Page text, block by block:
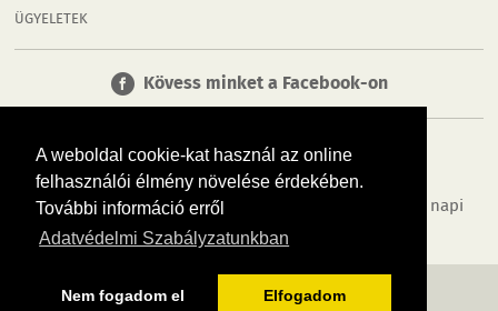
A weboldal cookie-kat használ az online
felhasználói élmény növelése érdekében.
További információ erről
Adatvédelmi Szabályzatunkban
Nem fogadom el Elfogadom
ÜGYELETEK
Kövess minket a Facebook-on
Tudj meg többet városodról! Hírek, programok, képek, napi
menü, cégek…. és minden, ami Győr
MÉDIAAJÁNLÓ ADATVÉDELEM IMPRESSZUM RÓLUNK